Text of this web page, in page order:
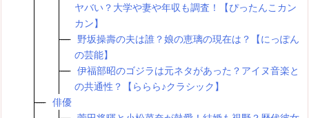
ヤバい？大学や妻や年収も調査！【ぴったんこカン
カン】
野坂操壽の夫は誰？娘の恵璃の現在は？【にっぽん
の芸能】
伊福部昭のゴジラは元ネタがあった？アイヌ音楽と
の共通性？【ららら♪クラシック】
俳優